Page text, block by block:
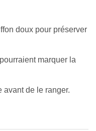
doux pour préserver
marquer la
avant de le ranger.